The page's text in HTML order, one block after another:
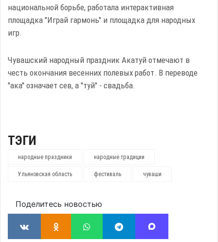
национальной борьбе, работала интерактивная
площадка "Играй гармонь" и площадка для народных
игр.
Чувашский народный праздник Акатуй отмечают в
честь окончания весенних полевых работ. В переводе
"ака" означает сев, а "туй" - свадьба.
ТЭГИ
народные праздники народные традиции
Ульяновская область фестиваль чуваши
Поделитесь новостью